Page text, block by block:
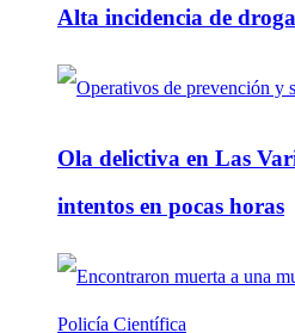
Alta incidencia de
Ola delictiva en Las
intentos en pocas horas